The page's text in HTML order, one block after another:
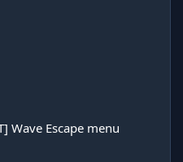
Wave Escape menu